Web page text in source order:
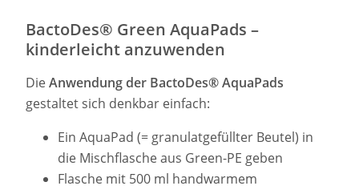
BactoDes® Green AquaPads –
kinderleicht anzuwenden
DieAnwendungder BactoDes® AquaPads
gestaltet sich denkbar einfach:
Ein AquaPad (= granulatgefüllter Beutel) in
die Mischflasche aus Green-PE geben
Flasche mit 500 ml handwarmem